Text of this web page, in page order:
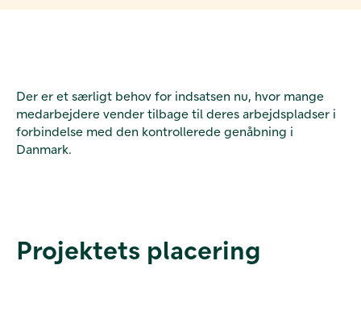
Der er et særligt behov for indsatsen nu, hvor mange
medarbejdere vender tilbage til deres arbejdspladser i
forbindelse med den kontrollerede genåbning i
Danmark.
Projektets placering